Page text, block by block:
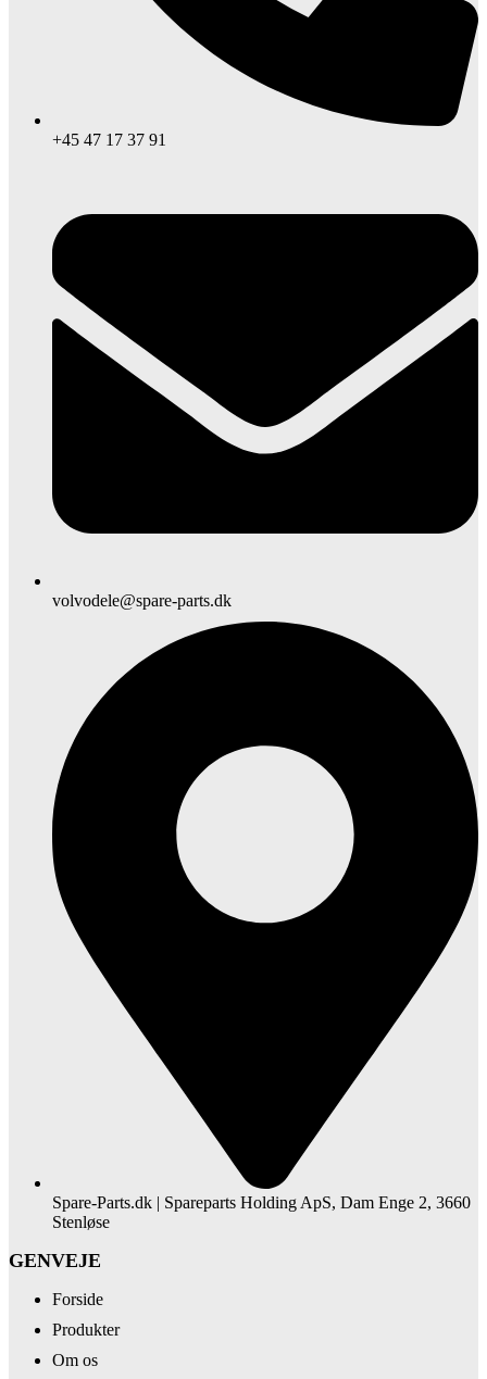
+45 47 17 37 91
volvodele@spare-parts.dk
Spare-Parts.dk | Spareparts Holding ApS, Dam Enge 2, 3660
Stenløse
GENVEJE
Forside
Produkter
Om os